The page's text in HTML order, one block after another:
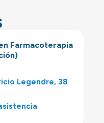
Farmacoterapia
Legendre, 38